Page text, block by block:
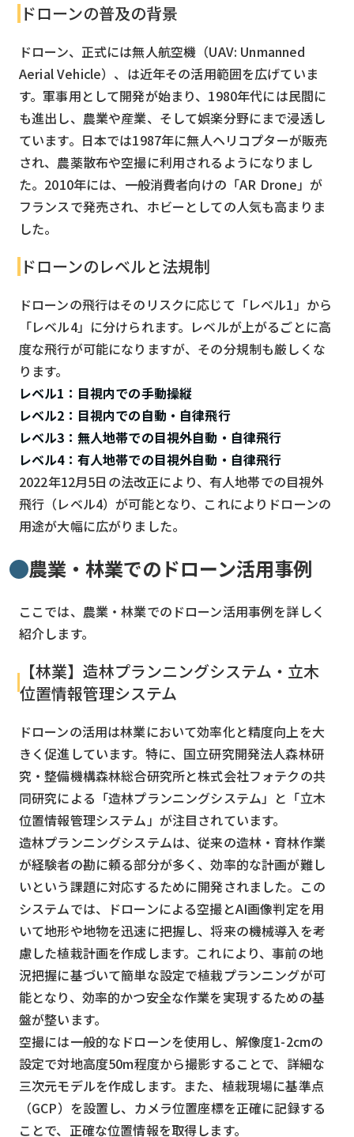
ドローンの普及の背景
ドローン、正式には無人航空機（UAV: Unmanned
Aerial Vehicle）、は近年その活用範囲を広げていま
す。軍事用として開発が始まり、1980年代には民間に
も進出し、農業や産業、そして娯楽分野にまで浸透し
ています。日本では1987年に無人ヘリコプターが販売
され、農薬散布や空撮に利用されるようになりまし
た。2010年には、一般消費者向けの「AR Drone」が
フランスで発売され、ホビーとしての人気も高まりま
した。
ドローンのレベルと法規制
ドローンの飛行はそのリスクに応じて「レベル1」から
「レベル4」に分けられます。レベルが上がるごとに高
度な飛行が可能になりますが、その分規制も厳しくな
ります。
レベル1：目視内での手動操縦
レベル2：目視内での自動・自律飛行
レベル3：無人地帯での目視外自動・自律飛行
レベル4：有人地帯での目視外自動・自律飛行
2022年12月5日の法改正により、有人地帯での目視外
飛行（レベル4）が可能となり、これによりドローンの
用途が大幅に広がりました。
農業・林業でのドローン活用事例
ここでは、農業・林業でのドローン活用事例を詳しく
紹介します。
【林業】造林プランニングシステム・立木
位置情報管理システム
ドローンの活用は林業において効率化と精度向上を大
きく促進しています。特に、国立研究開発法人森林研
究・整備機構森林総合研究所と株式会社フォテクの共
同研究による「造林プランニングシステム」と「立木
位置情報管理システム」が注目されています。
造林プランニングシステムは、従来の造林・育林作業
が経験者の勘に頼る部分が多く、効率的な計画が難し
いという課題に対応するために開発されました。この
システムでは、ドローンによる空撮とAI画像判定を用
いて地形や地物を迅速に把握し、将来の機械導入を考
慮した植栽計画を作成します。これにより、事前の地
況把握に基づいて簡単な設定で植栽プランニングが可
能となり、効率的かつ安全な作業を実現するための基
盤が整います。
空撮には一般的なドローンを使用し、解像度1-2cmの
設定で対地高度50m程度から撮影することで、詳細な
三次元モデルを作成します。また、植栽現場に基準点
（GCP）を設置し、カメラ位置座標を正確に記録する
ことで、正確な位置情報を取得します。